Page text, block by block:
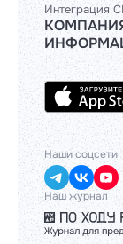
Интеграция
Блог
Гайды
Контакты
Политики и
Официальным
Техническим
Тарифы
API
База знаний
Наши соцсети
Наш журнал